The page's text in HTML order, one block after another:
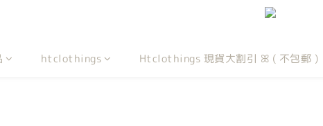
htclothings Htclothings 現貨大割引 ꕤ ( 不包郵 )